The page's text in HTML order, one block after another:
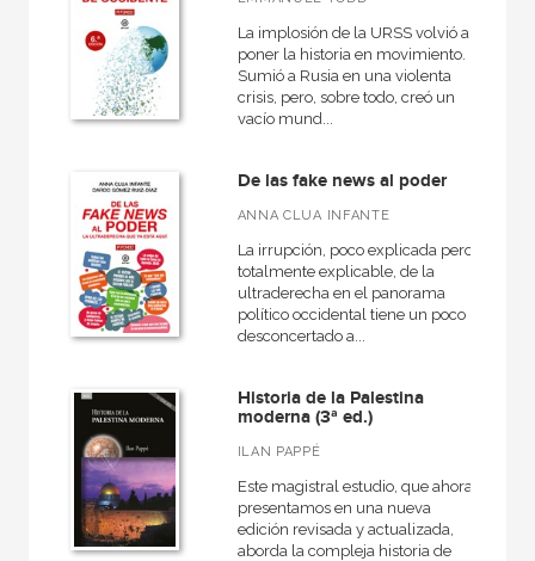
La implosión de la URSS volvió a
poner la historia en movimiento.
Sumió a Rusia en una violenta
crisis, pero, sobre todo, creó un
vacío mund...
De las fake news al poder
ANNA CLUA INFANTE
La irrupción, poco explicada pero
totalmente explicable, de la
ultraderecha en el panorama
político occidental tiene un poco
desconcertado a...
Historia de la Palestina
moderna (3ª ed.)
ILAN PAPPÉ
Este magistral estudio, que ahora
presentamos en una nueva
edición revisada y actualizada,
aborda la compleja historia de